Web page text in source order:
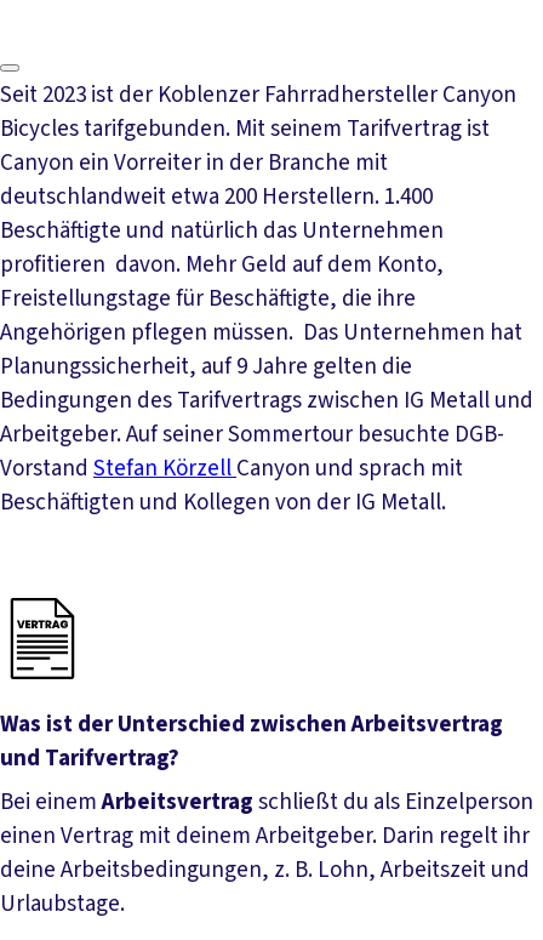
Video abspielen
Seit 2023 ist der Koblenzer Fahrradhersteller Canyon
Bicycles tarifgebunden. Mit seinem Tarifvertrag ist
Canyon ein Vorreiter in der Branche mit
deutschlandweit etwa 200 Herstellern. 1.400
Beschäftigte und natürlich das Unternehmen
profitieren davon. Mehr Geld auf dem Konto,
Freistellungstage für Beschäftigte, die ihre
Angehörigen pflegen müssen. Das Unternehmen hat
Planungssicherheit, auf 9 Jahre gelten die
Bedingungen des Tarifvertrags zwischen IG Metall und
Arbeitgeber. Auf seiner Sommertour besuchte DGB-
Vorstand Stefan KörzellCanyon und sprach mit
Beschäftigten und Kollegen von der IG Metall.
Was ist der Unterschied zwischen Arbeitsvertrag
und Tarifvertrag?
Bei einemArbeitsvertragschließt du als Einzelperson
einen Vertrag mit deinem Arbeitgeber. Darin regelt ihr
deine Arbeitsbedingungen, z. B. Lohn, Arbeitszeit und
Urlaubstage.